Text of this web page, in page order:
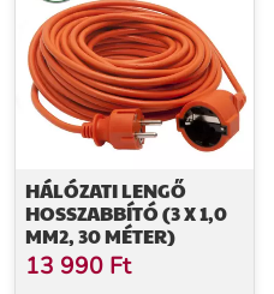
HÁLÓZATI LENGŐ
HOSSZABBÍTÓ (3 X 1,0
MM2, 30 MÉTER)
13 990 Ft